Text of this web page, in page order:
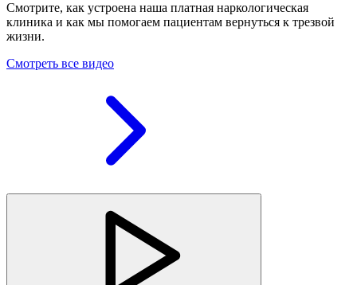
Смотрите, как устроена наша платная наркологическая
клиника и как мы помогаем пациентам вернуться к трезвой
жизни.
Смотреть все видео